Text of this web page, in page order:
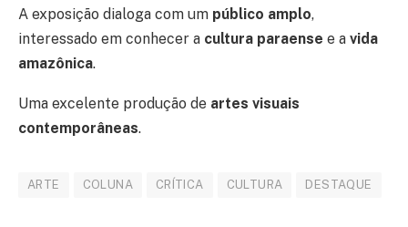
A exposição dialoga com um público amplo,
interessado em conhecer a cultura paraense e a vida
amazônica.
Uma excelente produção de artes visuais
contemporâneas.
ARTE COLUNA CRÍTICA CULTURA DESTAQUE